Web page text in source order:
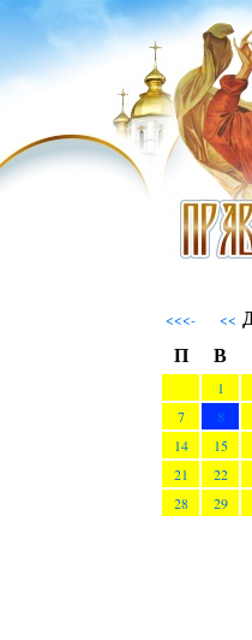
<<<- <<
П
В
1
7
8
14
15
21
22
28
29